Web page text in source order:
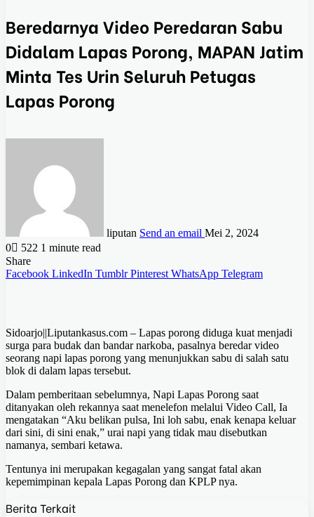
Beredarnya Video Peredaran Sabu
Didalam Lapas Porong, MAPAN Jatim
Minta Tes Urin Seluruh Petugas
Lapas Porong
liputan Send an email Mei 2, 2024
0
522 1 minute read
Share
Facebook LinkedIn Tumblr Pinterest WhatsApp Telegram
Sidoarjo||Liputankasus.com – Lapas porong diduga kuat menjadi
surga para budak dan bandar narkoba, pasalnya beredar video
seorang napi lapas porong yang menunjukkan sabu di salah satu
blok di dalam lapas tersebut.
Dalam pemberitaan sebelumnya, Napi Lapas Porong saat
ditanyakan oleh rekannya saat menelefon melalui Video Call, Ia
mengatakan “Aku belikan pulsa, Ini loh sabu, enak kenapa keluar
dari sini, di sini enak,” urai napi yang tidak mau disebutkan
namanya, sembari ketawa.
Tentunya ini merupakan kegagalan yang sangat fatal akan
kepemimpinan kepala Lapas Porong dan KPLP nya.
Berita Terkait